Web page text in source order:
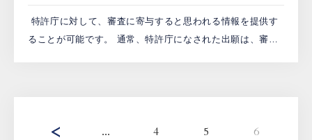
特許庁に対して、審査に寄与すると思われる情報を提供す
ることが可能です。 通常、特許庁になされた出願は、審査
... 4 5
6